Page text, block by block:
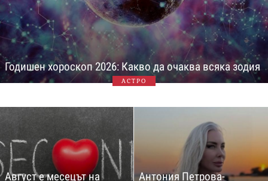
Годишен хороскоп 2026: Какво да очаква всяка зодия
АСТРО
Август е месецът на Антония Петрова-